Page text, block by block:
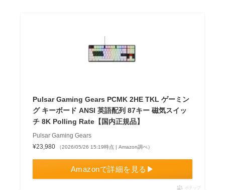
Pulsar Gaming Gears PCMK 2HE TKL ゲーミン
グ キーボード ANSI 英語配列 87キー 磁気スイッ
チ 8K Polling Rate【国内正規品】
Pulsar Gaming Gears
¥23,980
（2026/05/26 15:19時点 | Amazon調べ）
Amazonで詳細を見る▶
ポチップ